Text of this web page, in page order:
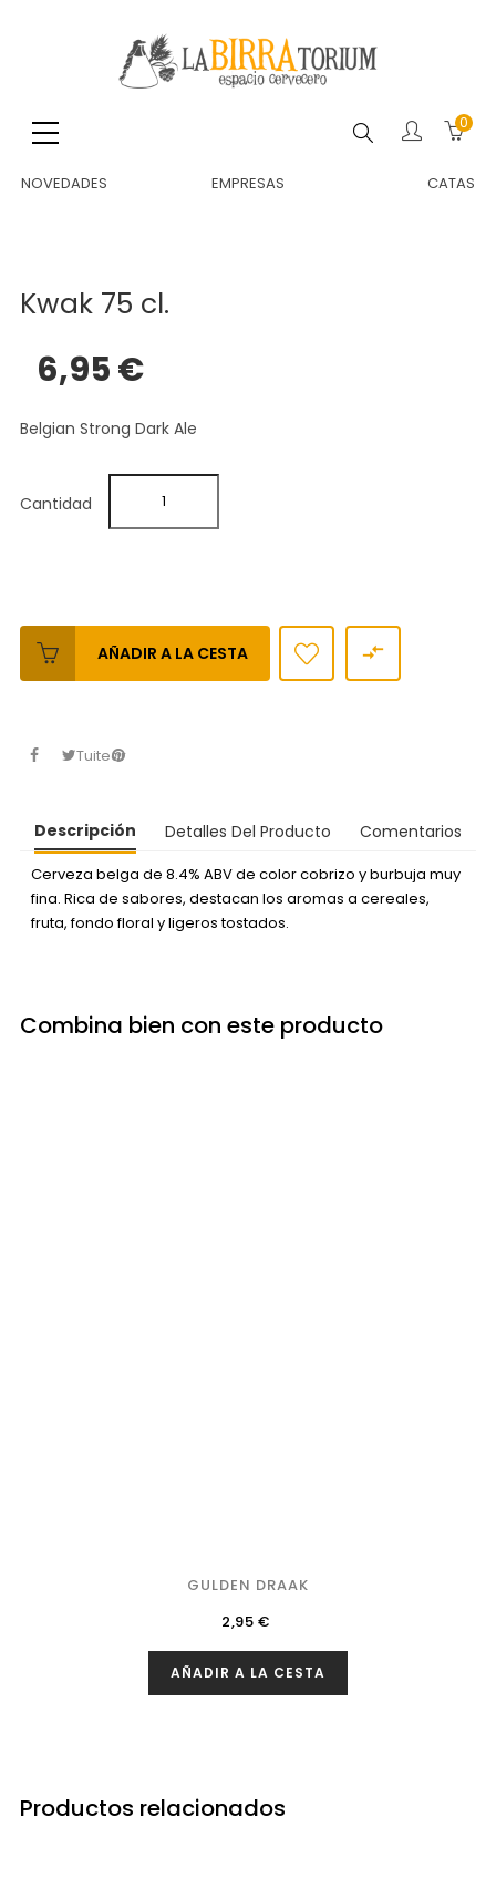
Buscar 0
NOVEDADES EMPRESAS CATAS
Kwak 75 cl.
6,95 €
Belgian Strong Dark Ale
Cantidad
AÑADIR A LA CESTA 
Tuitear
Descripción Detalles Del Producto Comentarios
Cerveza belga de 8.4% ABV de color cobrizo y burbuja muy
fina. Rica de sabores, destacan los aromas a cereales,
fruta, fondo floral y ligeros tostados.
Combina bien con este producto
GULDEN DRAAK
Precio
2,95 €
AÑADIR A LA CESTA
Productos relacionados